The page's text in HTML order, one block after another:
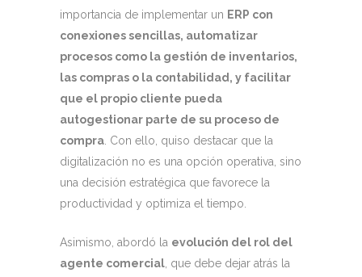
importancia de implementar un ERP con
conexiones sencillas, automatizar
procesos como la gestión de inventarios,
las compras o la contabilidad, y facilitar
que el propio cliente pueda
autogestionar parte de su proceso de
compra. Con ello, quiso destacar que la
digitalización no es una opción operativa, sino
una decisión estratégica que favorece la
productividad y optimiza el tiempo.
Asimismo, abordó la evolución del rol del
agente comercial, que debe dejar atrás la